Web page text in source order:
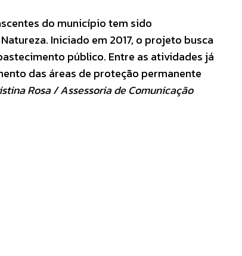
do município tem sido
Iniciado em 2017, o projeto busca
público. Entre as atividades já
das áreas de proteção permanente
Rosa / Assessoria de Comunicação